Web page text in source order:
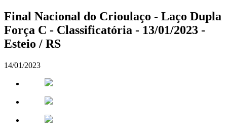
Final Nacional do Crioulaço - Laço Dupla
Força C - Classificatória - 13/01/2023 -
Esteio / RS
14/01/2023